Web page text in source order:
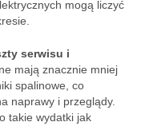
mogą liczyć
serwisu i
mają znacznie mniej
spalinowe, co
naprawy i przeglądy.
takie wydatki jak